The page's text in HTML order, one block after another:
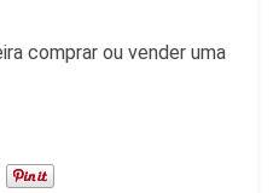
comprar ou vender uma